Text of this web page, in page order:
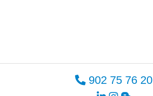
902 75 76 20